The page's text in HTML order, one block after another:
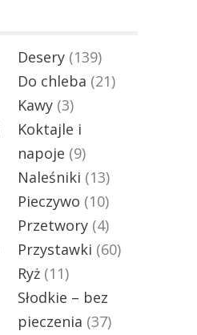
Desery (139)
Do chleba (21)
Kawy (3)
Koktajle i
napoje (9)
Naleśniki (13)
Pieczywo (10)
Przetwory (4)
Przystawki (60)
Ryż (11)
Słodkie – bez
pieczenia (37)